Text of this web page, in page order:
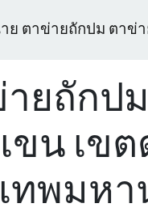
ย ตาข่ายถักปม ตาข่า
ยถักป
ขน เข
ทพมห